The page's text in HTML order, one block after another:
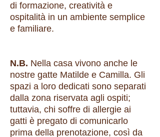
di formazione, creatività e
ospitalità in un ambiente semplice
e familiare.
N.B. Nella casa vivono anche le
nostre gatte Matilde e Camilla. Gli
spazi a loro dedicati sono separati
dalla zona riservata agli ospiti;
tuttavia, chi soffre di allergie ai
gatti è pregato di comunicarlo
prima della prenotazione, così da